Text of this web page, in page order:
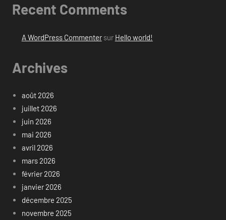
Recent Comments
A WordPress Commentersur Hello world!
Archives
août 2026
juillet 2026
juin 2026
mai 2026
avril 2026
mars 2026
février 2026
janvier 2026
décembre 2025
novembre 2025